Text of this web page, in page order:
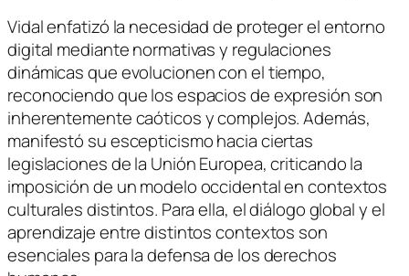
Vidal enfatizó la necesidad de proteger el entorno
digital mediante normativas y regulaciones
dinámicas que evolucionen con el tiempo,
reconociendo que los espacios de expresión son
inherentemente caóticos y complejos. Además,
manifestó su escepticismo hacia ciertas
legislaciones de la Unión Europea, criticando la
imposición de un modelo occidental en contextos
culturales distintos. Para ella, el diálogo global y el
aprendizaje entre distintos contextos son
esenciales para la defensa de los derechos